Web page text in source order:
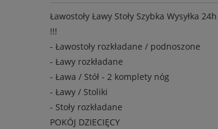
Ławostoły Ławy Stoły Szybka Wysyłka 24h
!!!
- Ławostoły rozkładane / podnoszone
- Ławy rozkładane
- Ława / Stół - 2 komplety nóg
- Ławy / Stoliki
- Stoły rozkładane
POKÓJ DZIECIĘCY